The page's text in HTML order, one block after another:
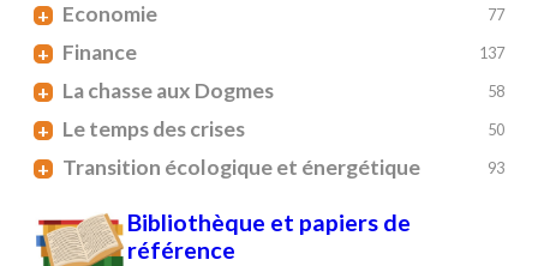
+ Economie 77
+ Finance 137
+ La chasse aux Dogmes 58
+ Le temps des crises 50
+ Transition écologique et énergétique 93
Bibliothèque et papiers de
référence